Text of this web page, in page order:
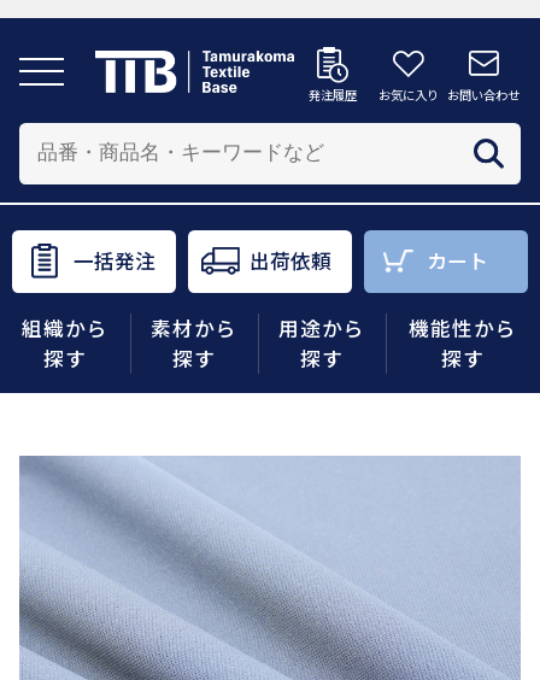
発注履歴 お気に入り お問い合わせ
一括発注 出荷依頼 カート
組織から
探す
素材から
探す
用途から
探す
機能性から
探す
発注履歴 お気に入り お問い合わせ
商品をさがす
組織から探す
素材から探す
用途から探す
機能性から探す
カートへ
配送先を追加する
商品を投入する配送先を選択してください。